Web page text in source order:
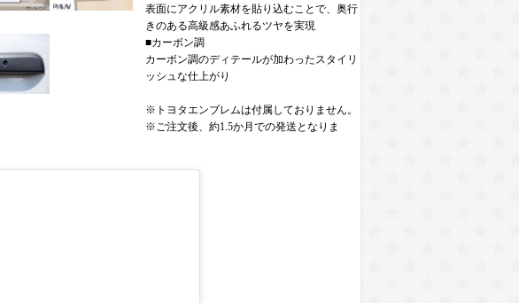
表面にアクリル素材を貼り込むことで、奥行
きのある高級感あふれるツヤを実現
■カーボン調
カーボン調のディテールが加わったスタイリ
ッシュな仕上がり
※トヨタエンブレムは付属しておりません。
※ご注文後、約1.5か月での発送となりま